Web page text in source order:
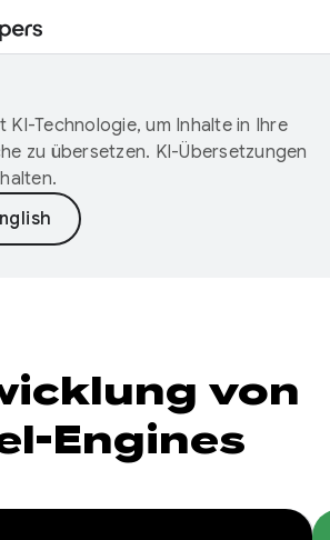
Technologie, um Inhalte in Ihre
zu übersetzen. KI-Übersetzungen
von
Engines